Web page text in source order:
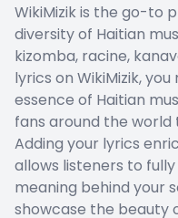
WikiMizik is the go-to
diversity of Haitian
kizomba, racine,
lyrics on WikiMizik,
essence of Haitian
fans around the
Adding your lyrics
allows listeners to
meaning behind your
showcase the beauty